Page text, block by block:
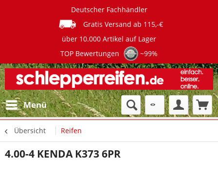
Deutscher Fachhändler
Gratis Versand ab 115,-€
über 10.000 Artikel auf Lager
TOP Bewertungen
~99%
Menü
Übersicht Reifen
4.00-4 KENDA K373 6PR